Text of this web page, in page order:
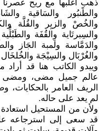
ذهب أغلبها مع ريح
والطًنبُور والسَاقية
والخُصْ والزيِر والقُلَّة
والسِبرتَاية والقُفَة
والدَمَّاسة ولَمبة الجَاز
والغُرْبَال والسِيْجَة
ويبدو الكاتب هنا قد
عالم جميل مضى،
الريف العامر بالحكايات،
لم يعد على حاله.
ولأن من المستحيل استعادة
قد سعى إلى استرجاعه